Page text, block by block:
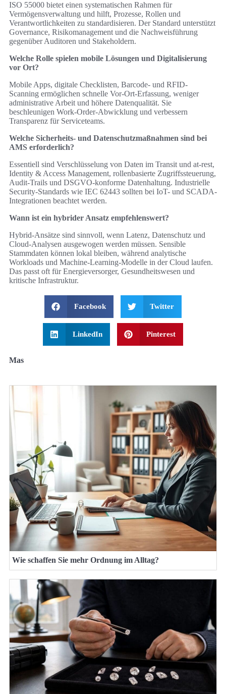
ISO 55000 bietet einen systematischen Rahmen für
Vermögensverwaltung und hilft, Prozesse, Rollen und
Verantwortlichkeiten zu standardisieren. Der Standard unterstützt
Governance, Risikomanagement und die Nachweisführung
gegenüber Auditoren und Stakeholdern.
Welche Rolle spielen mobile Lösungen und Digitalisierung
vor Ort?
Mobile Apps, digitale Checklisten, Barcode- und RFID-
Scanning ermöglichen schnelle Vor-Ort-Erfassung, weniger
administrative Arbeit und höhere Datenqualität. Sie
beschleunigen Work-Order-Abwicklung und verbessern
Transparenz für Serviceteams.
Welche Sicherheits- und Datenschutzmaßnahmen sind bei
AMS erforderlich?
Essentiell sind Verschlüsselung von Daten im Transit und at-rest,
Identity & Access Management, rollenbasierte Zugriffssteuerung,
Audit-Trails und DSGVO-konforme Datenhaltung. Industrielle
Security-Standards wie IEC 62443 sollten bei IoT- und SCADA-
Integrationen beachtet werden.
Wann ist ein hybrider Ansatz empfehlenswert?
Hybrid-Ansätze sind sinnvoll, wenn Latenz, Datenschutz und
Cloud-Analysen ausgewogen werden müssen. Sensible
Stammdaten können lokal bleiben, während analytische
Workloads und Machine-Learning-Modelle in der Cloud laufen.
Das passt oft für Energieversorger, Gesundheitswesen und
kritische Infrastruktur.
Facebook Twitter
LinkedIn Pinterest
Mas
Wie schaffen Sie mehr Ordnung im Alltag?